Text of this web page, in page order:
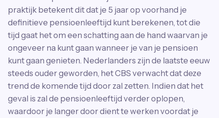
praktijk betekent dit dat je 5 jaar op voorhand je
definitieve pensioenleeftijd kunt berekenen, tot die
tijd gaat het om een schatting aan de hand waarvan je
ongeveer na kunt gaan wanneer je van je pensioen
kunt gaan genieten. Nederlanders zijn de laatste eeuw
steeds ouder geworden, het CBS verwacht dat deze
trend de komende tijd door zal zetten. Indien dat het
geval is zal de pensioenleeftijd verder oplopen,
waardoor je langer door dient te werken voordat je